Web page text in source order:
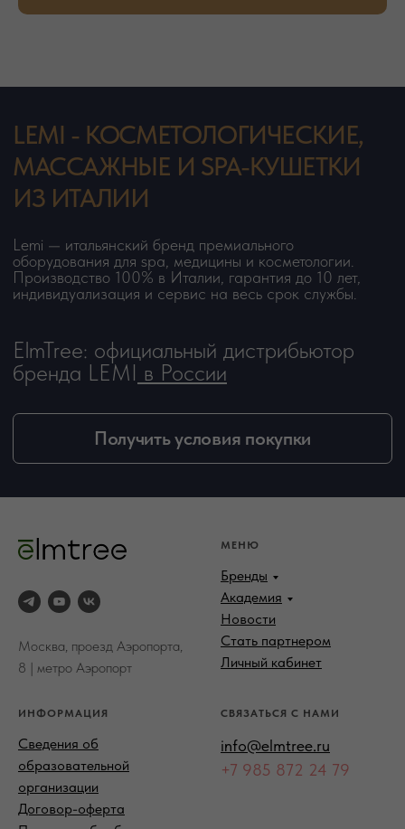
Москва, проезд Аэропорта,
8 | метро Аэропорт
МЕНЮ
Бренды
Академия
Новости
Стать партнером
Личный кабинет
ИНФОРМАЦИЯ
Сведения об
образовательной
организации
Договор-оферта
СВЯЗАТЬСЯ С НАМИ
info@elmtree.ru
+7 985 872 24 79